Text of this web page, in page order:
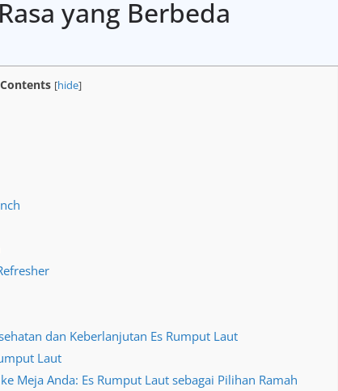
yang Berbeda
Contents [hide]
dan Keberlanjutan Es Rumput Laut
Laut
Meja Anda: Es Rumput Laut sebagai Pilihan Ramah